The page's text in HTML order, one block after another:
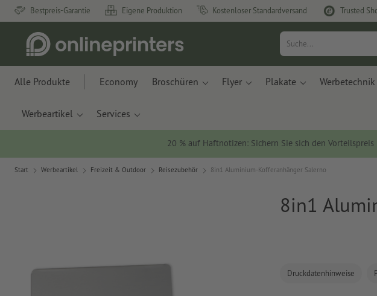
Bestpreis-Garantie Eigene Produktion Kostenloser Standardversand Trusted
Alle Produkte Economy Broschüren Flyer Plakate
Werbeartikel Services
20 % auf Haftnotizen: Sichern Sie sich den Vorteilspreis
Start Werbeartikel Freizeit & Outdoor Reisezubehör 8in1 Aluminium-Kofferanhänger Salerno
8in1
Druckdatenhinweise